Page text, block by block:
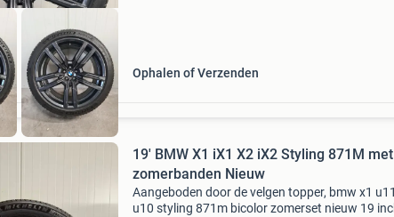
Ophalen of Verzenden
19' BMW X1 iX1 X2 iX2 Styling 871M met
zomerbanden Nieuw
Aangeboden door de velgen topper, bmw x1
u10 styling 871m bicolor zomerset nieuw 19